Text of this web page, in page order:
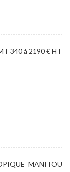
340 à 2190 € HT
MANITOU